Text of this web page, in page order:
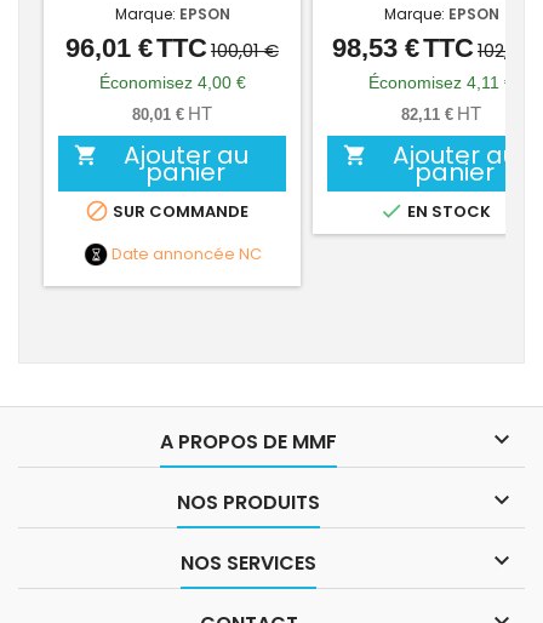
Marque: EPSON
Prix
Prix
de
base
96,01 €TTC100,01 €
Économisez 4,00 €
80,01 € HT
 Ajouter au
panier
 SUR COMMANDE
Date annoncée NC
Marque: EPSON
Prix
Prix
de
base
98,53 €TTC102,64
Économisez 4,11 €
82,11 € HT
 Ajouter au
panier
 EN STOCK
A PROPOS DE MMF 
NOS PRODUITS 
NOS SERVICES 